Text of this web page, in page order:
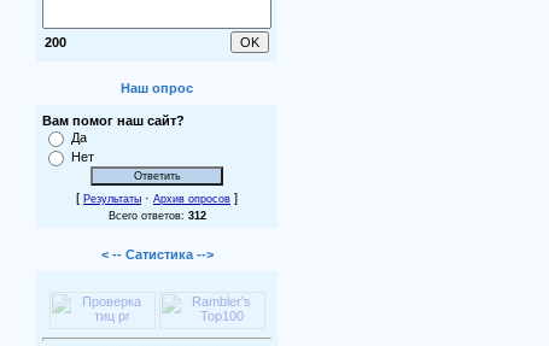
200
Наш опрос
Вам помог наш сайт?
Да
Нет
[ Результаты · Архив опросов ]
Всего ответов: 312
< -- Сатистика -->